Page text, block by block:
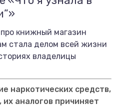
книжный магазин
стала делом всей жизни
владелицы
наркотических средств,
аналогов причиняет